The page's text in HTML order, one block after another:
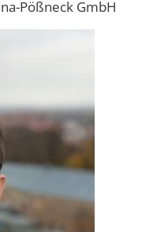
Pößneck GmbH